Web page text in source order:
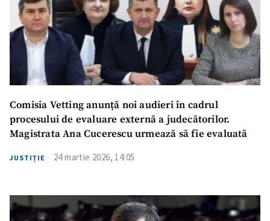
Comisia Vetting anunță noi audieri în cadrul
procesului de evaluare externă a judecătorilor.
Magistrata Ana Cucerescu urmează să fie evaluată
JUSTIȚIE 24 martie 2026, 14:05